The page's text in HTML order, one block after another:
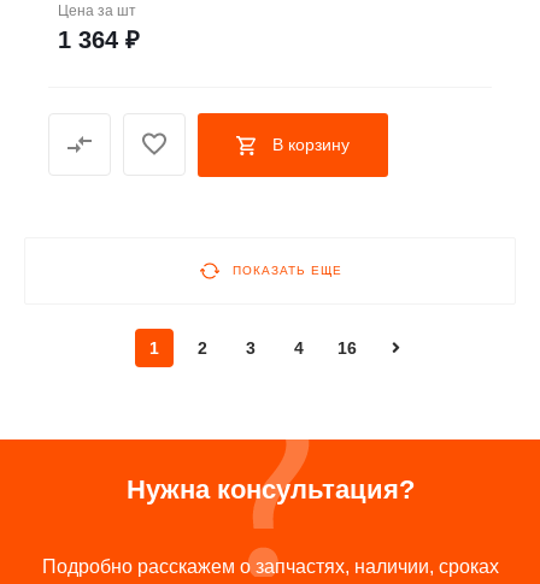
Цена за шт
1 364 ₽
В корзину
ПОКАЗАТЬ ЕЩЕ
1 2 3 4 16
Нужна консультация?
Подробно расскажем о запчастях, наличии, сроках